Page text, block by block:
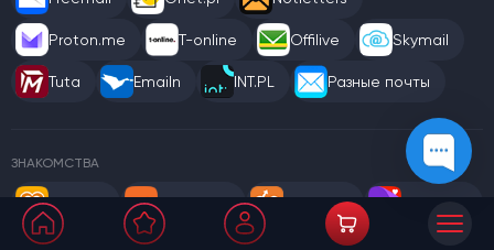
Proton.me T-online Offilive Skymail
Tuta Emailn INT.PL Разные почты
ЗНАКОМСТВА
Tabor.ru Mamba.ru Beboo.ru Teamo.ru
Loloo.ru Rusdate.net Fotostrana